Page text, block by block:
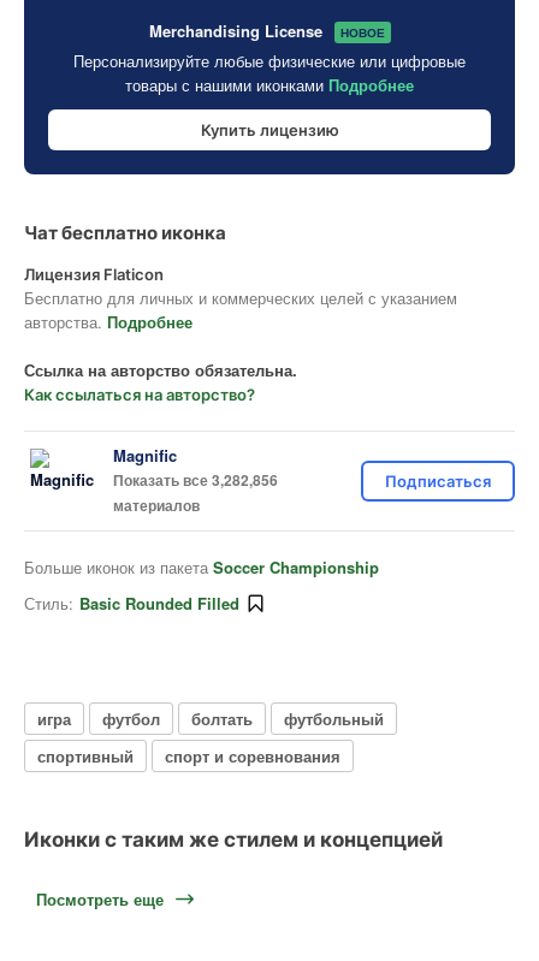
Merchandising License НОВОЕ
Персонализируйте любые физические или цифровые
товары с нашими иконками Подробнее
Купить лицензию
Чат бесплатно иконка
Лицензия Flaticon
Бесплатно для личных и коммерческих целей с указанием
авторства. Подробнее
Ссылка на авторство обязательна.
Как ссылаться на авторство?
Magnific
Показать все 3,282,856
материалов
Подписаться
Больше иконок из пакета Soccer Championship
Стиль: Basic Rounded Filled
игра футбол болтать
футбольный
спортивный
спорт и соревнования
Иконки с таким же стилем и концепцией
Посмотреть еще